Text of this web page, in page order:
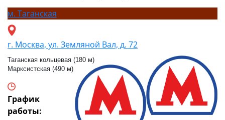
м. Таганская
г. Москва, ул. Земляной Вал, д. 72
Таганская кольцевая (180 м)
Марксистская (490 м)
График
работы: